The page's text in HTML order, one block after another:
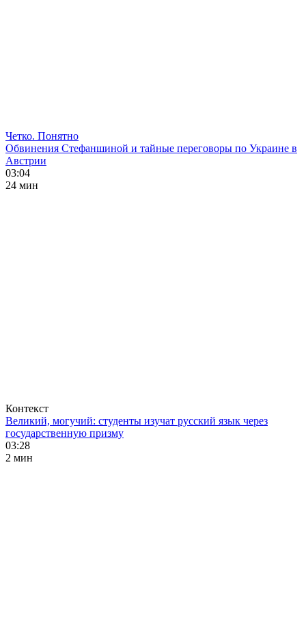
Четко. Понятно
Обвинения Стефаншиной и тайные переговоры по Украине в
Австрии
03:04
24 мин
Контекст
Великий, могучий: студенты изучат русский язык через
государственную призму
03:28
2 мин